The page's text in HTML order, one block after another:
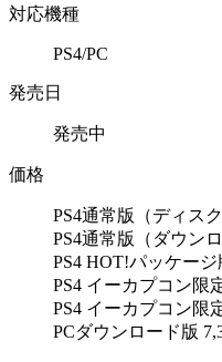
対応機種
PS4/PC
発売日
発売中
価格
PS4通常版（ディス
PS4通常版（ダウン
PS4 HOT!パッケー
PS4 イーカプコン限
PS4 イーカプコン限
PCダウンロード版